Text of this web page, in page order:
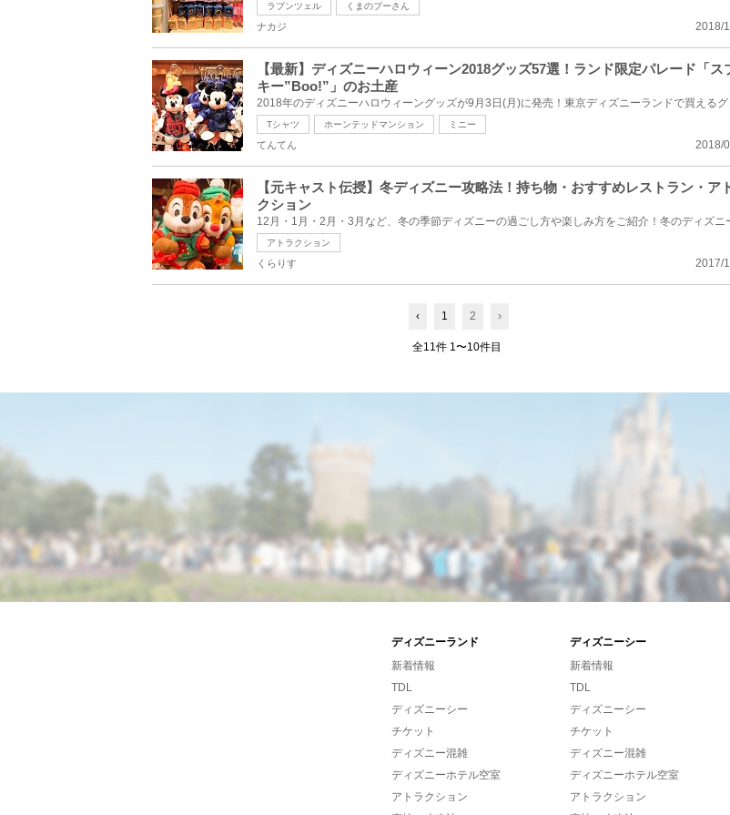
ラプンツェル くまのプーさん
2018/
ナカジ
【最新】ディズニーハロウィーン2018グッズ57選！ランド限定パレード「ス
キー”Boo!”」のお土産
Tシャツ ホーンテッドマンション ミニー
2018/
てんてん
【元キャスト伝授】冬ディズニー攻略法！持ち物・おすすめレストラン・ア
クション
アトラクション
2017/
くらりす
‹ 1 2 ›
全11件 1〜10件目
ディズニーランド ディズニーシー
新着情報
TDL
ディズニーシー
チケット
ディズニー混雑
ディズニーホテル空室
アトラクション
新着情報
TDL
ディズニーシー
チケット
ディズニー混雑
ディズニーホテル空室
アトラクション